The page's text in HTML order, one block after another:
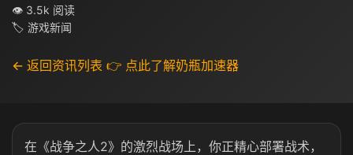
👁 3.5k 阅读
🏷 游戏新闻
← 返回资讯列表 👉 点此了解奶瓶加速器
在《战争之人2》的激烈战场上，你正精心部署战术，